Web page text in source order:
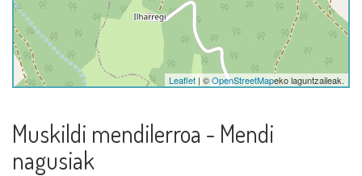
Leaflet | ©OpenStreetMapeko laguntzaileak.
Muskildi mendilerroa - Mendi
nagusiak